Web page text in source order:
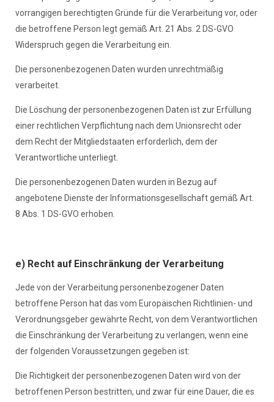
vorrangigen berechtigten Gründe für die Verarbeitung vor, oder
die betroffene Person legt gemäß Art. 21 Abs. 2 DS-GVO
Widerspruch gegen die Verarbeitung ein.
Die personenbezogenen Daten wurden unrechtmäßig
verarbeitet.
Die Löschung der personenbezogenen Daten ist zur Erfüllung
einer rechtlichen Verpflichtung nach dem Unionsrecht oder
dem Recht der Mitgliedstaaten erforderlich, dem der
Verantwortliche unterliegt.
Die personenbezogenen Daten wurden in Bezug auf
angebotene Dienste der Informationsgesellschaft gemäß Art.
8 Abs. 1 DS-GVO erhoben.
e) Recht auf Einschränkung der Verarbeitung
Jede von der Verarbeitung personenbezogener Daten
betroffene Person hat das vom Europäischen Richtlinien- und
Verordnungsgeber gewährte Recht, von dem Verantwortlichen
die Einschränkung der Verarbeitung zu verlangen, wenn eine
der folgenden Voraussetzungen gegeben ist:
Die Richtigkeit der personenbezogenen Daten wird von der
betroffenen Person bestritten, und zwar für eine Dauer, die es